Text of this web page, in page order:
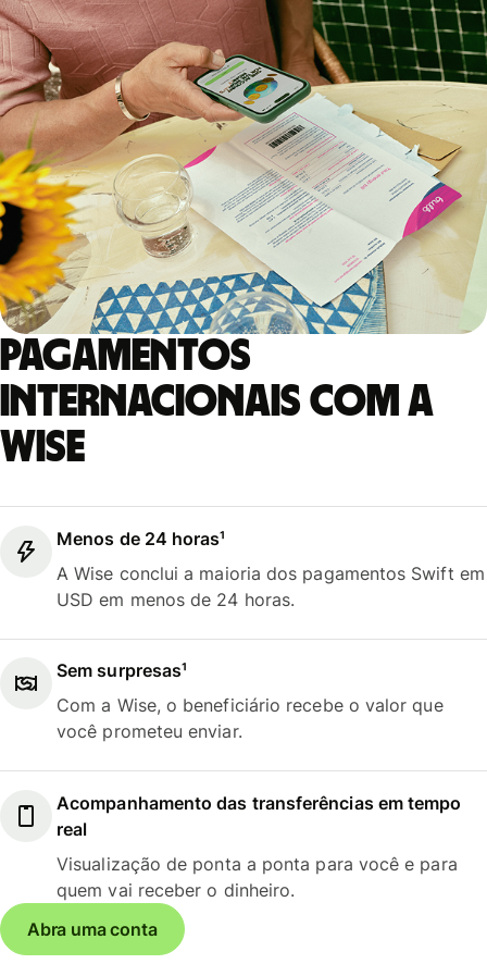
Pagamentos
internacionais com a
Wise
Menos de 24 horas¹
A Wise conclui a maioria dos pagamentos Swift em
USD em menos de 24 horas.
Sem surpresas¹
Com a Wise, o beneficiário recebe o valor que
você prometeu enviar.
Acompanhamento das transferências em tempo
real
Visualização de ponta a ponta para você e para
quem vai receber o dinheiro.
Abra uma conta